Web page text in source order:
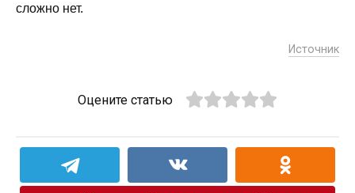
сложно нет.
Источник
Оцените статью